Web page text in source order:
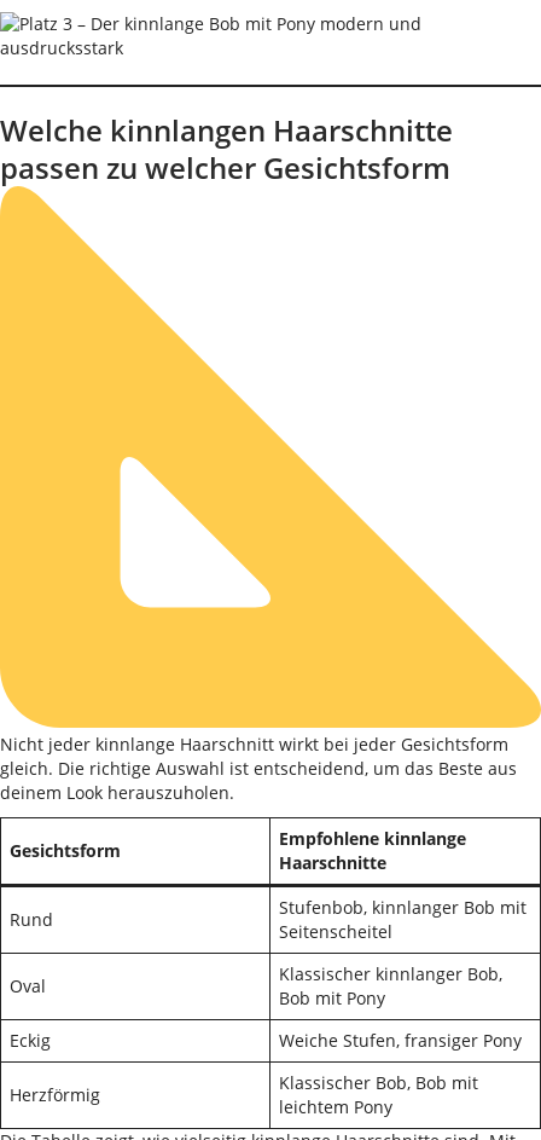
Welche kinnlangen Haarschnitte
passen zu welcher Gesichtsform
Nicht jeder kinnlange Haarschnitt wirkt bei jeder Gesichtsform
gleich. Die richtige Auswahl ist entscheidend, um das Beste aus
deinem Look herauszuholen.
Gesichtsform
Empfohlene kinnlange
Haarschnitte
Rund
Stufenbob, kinnlanger Bob mit
Seitenscheitel
Oval
Klassischer kinnlanger Bob,
Bob mit Pony
Eckig
Weiche Stufen, fransiger Pony
Herzförmig
Klassischer Bob, Bob mit
leichtem Pony